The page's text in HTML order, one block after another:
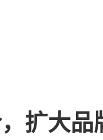
扩大品